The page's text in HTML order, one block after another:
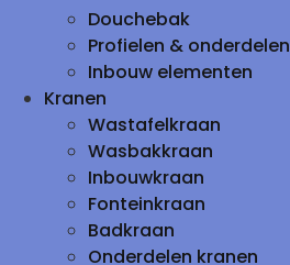
Douchebak
Profielen & onderdelen
Inbouw elementen
Kranen
Wastafelkraan
Wasbakkraan
Inbouwkraan
Fonteinkraan
Badkraan
Onderdelen kranen